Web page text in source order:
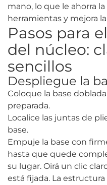
mano, lo que le ahorra
herramientas y mejora
Pasos para
del núcleo:
sencillos
Despliegue la
Coloque la base
preparada.
Localice las juntas de
base.
Empuje la base con
hasta que quede
su lugar. Oirá un clic
está fijada. La